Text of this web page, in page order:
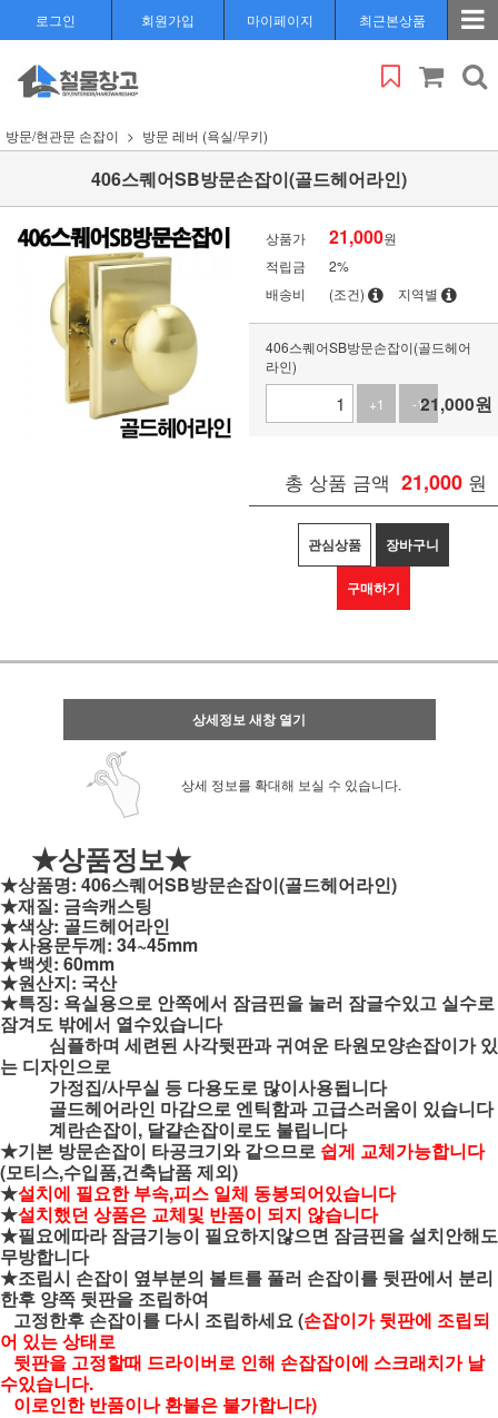
로그인 회원가입 마이페이지 최근본상품
방문/현관문 손잡이 방문 레버 (욕실/무키)
406스퀘어SB방문손잡이(골드헤어라인)
상품가 21,000원
적립금
2%
배송비
(조건) 지역별
406스퀘어SB방문손잡이(골드헤어
라인)
+1
-121,000원
총 상품 금액 21,000 원
관심상품 장바구니
구매하기
상세정보 새창 열기
상세 정보를 확대해 보실 수 있습니다.
★상품정보★
★상품명: 406스퀘어SB방문손잡이(골드헤어라인)
★재질: 금속캐스팅
★색상: 골드헤어라인
★사용문두께: 34~45mm
★백셋: 60mm
★원산지: 국산
★특징: 욕실용으로 안쪽에서 잠금핀을 눌러 잠글수있고 실수로
잠겨도 밖에서 열수있습니다
심플하며 세련된 사각뒷판과 귀여운 타원모양손잡이가 있
는 디자인으로
가정집/사무실 등 다용도로 많이사용됩니다
골드헤어라인 마감으로 엔틱함과 고급스러움이 있습니다
계란손잡이, 달걀손잡이로도 불립니다
★기본 방문손잡이 타공크기와 같으므로 쉽게 교체가능합니다
(모티스,수입품,건축납품 제외)
★설치에 필요한 부속,피스 일체 동봉되어있습니다
★설치했던 상품은 교체및 반품이 되지 않습니다
★필요에따라 잠금기능이 필요하지않으면 잠금핀을 설치안해도
무방합니다
★조립시 손잡이 옆부분의 볼트를 풀러 손잡이를 뒷판에서 분리
한후 양쪽 뒷판을 조립하여
고정한후 손잡이를 다시 조립하세요 (손잡이가 뒷판에 조립되
어 있는 상태로
뒷판을 고정할때 드라이버로 인해 손잡잡이에 스크래치가 날
수있습니다.
이로인한 반품이나 환불은 불가합니다)